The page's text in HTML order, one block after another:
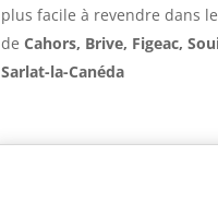
plus facile à revendre dans
de Cahors, Brive, Figeac,
Sarlat-la-Canéda